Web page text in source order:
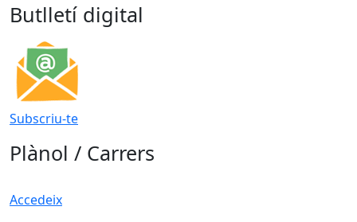
Butlletí digital
Subscriu-te
Plànol / Carrers
Accedeix